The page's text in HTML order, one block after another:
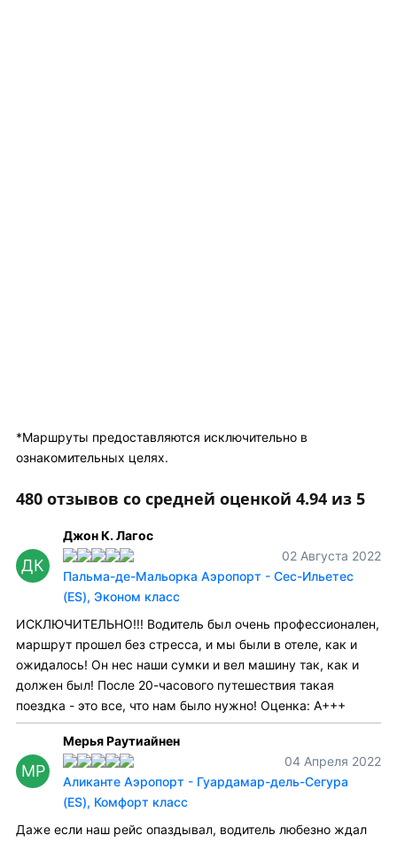
*Маршруты предоставляются исключительно в
ознакомительных целях.
480 отзывов со средней оценкой 4.94 из 5
ДК
Джон К. Лагос
02 Августа 2022
Пальма-де-Мальорка Аэропорт - Сес-Ильетес
(ES), Эконом класс
ИСКЛЮЧИТЕЛЬНО!!! Водитель был очень профессионален,
маршрут прошел без стресса, и мы были в отеле, как и
ожидалось! Он нес наши сумки и вел машину так, как и
должен был! После 20-часового путешествия такая
поездка - это все, что нам было нужно! Оценка: A+++
МР
Мерья Раутиайнен
04 Апреля 2022
Аликанте Аэропорт - Гуардамар-дель-Сегура
(ES), Комфорт класс
Даже если наш рейс опаздывал, водитель любезно ждал